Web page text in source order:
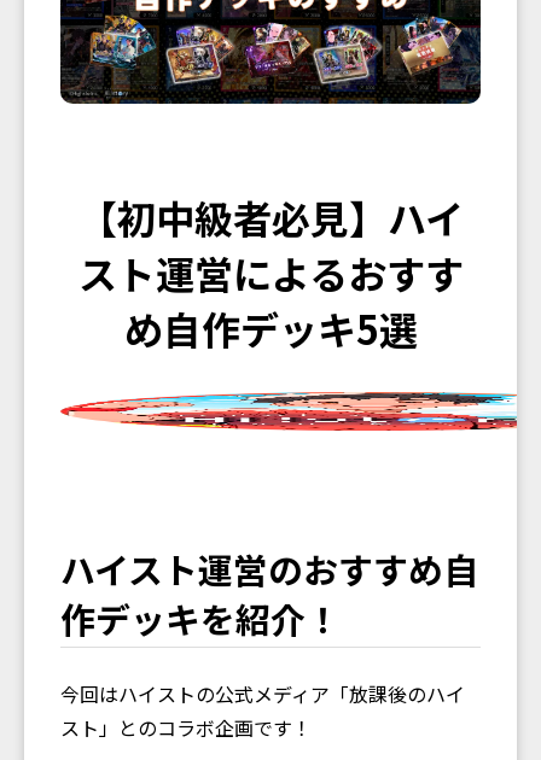
【初中級者必見】ハイ
スト運営によるおすす
め自作デッキ5選
ハイスト運営のおすすめ自
作デッキを紹介！
今回はハイストの公式メディア「放課後のハイ
スト」とのコラボ企画です！